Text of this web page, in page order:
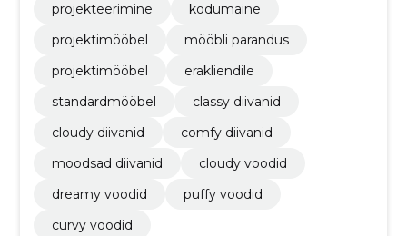
projekteerimine
kodumaine
projektimööbel
mööbli parandus
projektimööbel
erakliendile
standardmööbel
classy diivanid
cloudy diivanid
comfy diivanid
moodsad diivanid
cloudy voodid
dreamy voodid
puffy voodid
curvy voodid